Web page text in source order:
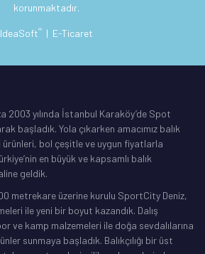
korunmaktadır.
IdeaSoft® | E-Ticaret
2003 yılında İstanbul Karaköy’de Spot
başladık. Yola çıkarken amacımız balık
ürünleri, bol çeşitle ve uygun fiyatlarla
en büyük ve kapsamlı balık
geldik.
metrekare üzerine kurulu SportCity Deniz,
ile yeni bir boyut kazandık. Dalış
ve kamp malzemeleri ile doğa sevdalılarına
sunmaya başladık. Balıkçılığı bir üst